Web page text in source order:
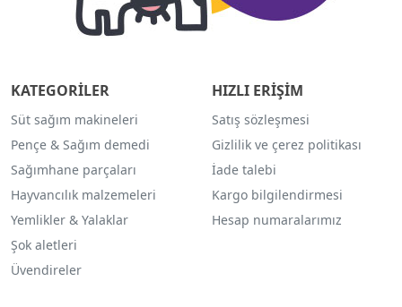
KATEGORİLER
Süt sağım makineleri
Pençe & Sağım demedi
Sağımhane parçaları
Hayvancılık malzemeleri
Yemlikler & Yalaklar
Şok aletleri
Üvendireler
HIZLI ERİŞİM
Satış sözleşmesi
Gizlilik ve çerez politikası
İade talebi
Kargo bilgilendirmesi
Hesap numaralarımız